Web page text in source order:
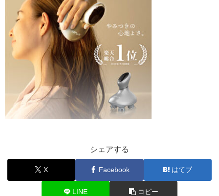
シェアする
X Facebook はてブ
LINE コピー